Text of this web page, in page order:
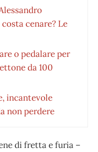
cenare? Le
o pedalare per
da 100
incantevole
non perdere
di fretta e furia –